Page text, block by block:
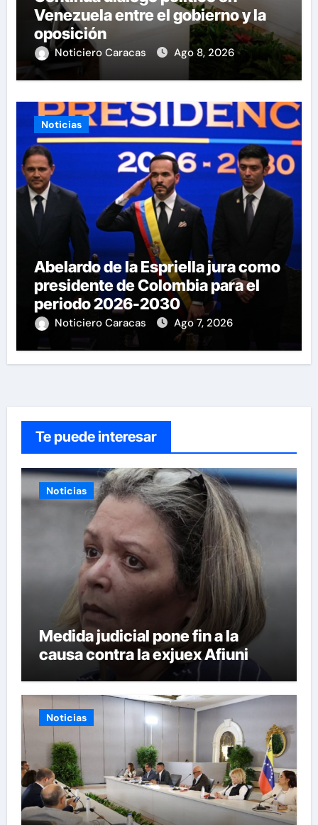
Venezuela entre el gobierno y la
oposición
Noticiero Caracas Ago 8, 2026
Noticias
Abelardo de la Espriella jura como
presidente de Colombia para el
periodo 2026-2030
Noticiero Caracas Ago 7, 2026
Te puede interesar
Noticias
Medida judicial pone fin a la
causa contra la exjuex Afiuni
Noticias